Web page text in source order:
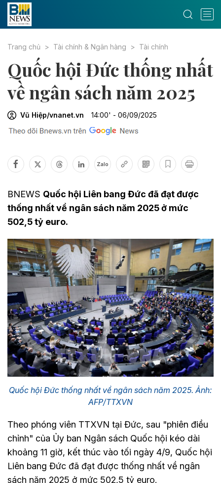
Trang chủ Tài chính & Ngân hàng Tài chính
Quốc hội Đức thống nhất
về ngân sách năm 2025
Vũ Hiệp/vnanet.vn 14:00' - 06/09/2025
Zalo
BNEWS Quốc hội Liên bang Đức đã đạt được
thống nhất về ngân sách năm 2025 ở mức
502,5 tỷ euro.
Quốc hội Đức thống nhất về ngân sách năm 2025. Ảnh:
AFP/TTXVN
Theo phóng viên TTXVN tại Đức, sau "phiên điều
chỉnh" của Ủy ban Ngân sách Quốc hội kéo dài
khoảng 11 giờ, kết thúc vào tối ngày 4/9, Quốc hội
Liên bang Đức đã đạt được thống nhất về ngân
sách năm 2025 ở mức 502,5 tỷ euro.